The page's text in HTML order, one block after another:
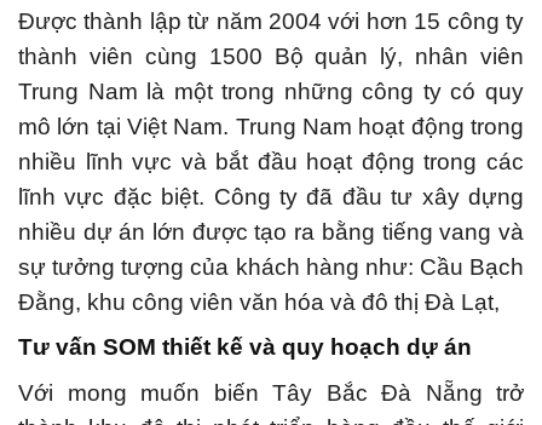
Được thành lập từ năm 2004 với hơn 15 công ty
thành viên cùng 1500 Bộ quản lý, nhân viên
Trung Nam là một trong những công ty có quy
mô lớn tại Việt Nam. Trung Nam hoạt động trong
nhiều lĩnh vực và bắt đầu hoạt động trong các
lĩnh vực đặc biệt. Công ty đã đầu tư xây dựng
nhiều dự án lớn được tạo ra bằng tiếng vang và
sự tưởng tượng của khách hàng như: Cầu Bạch
Đằng, khu công viên văn hóa và đô thị Đà Lạt,
Tư vấn SOM thiết kế và quy hoạch dự án
Với mong muốn biến Tây Bắc Đà Nẵng trở